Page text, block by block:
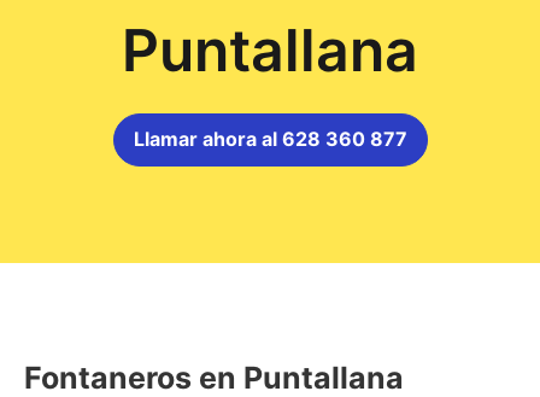
Puntallana
Llamar ahora al 628 360 877
Fontaneros en Puntallana